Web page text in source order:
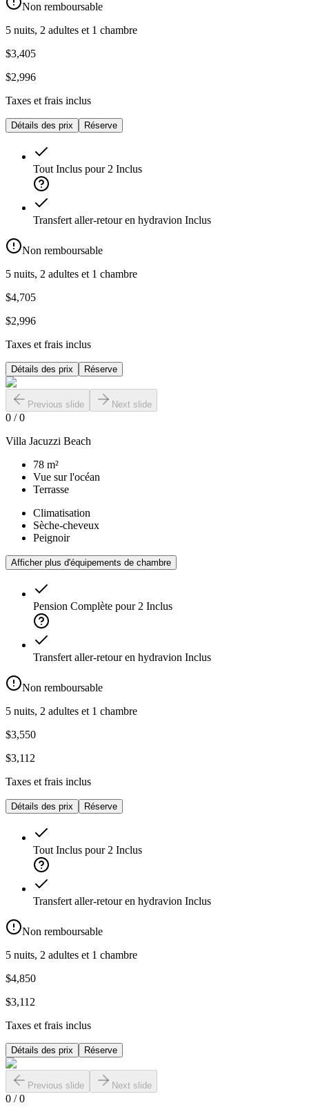
Non remboursable
5 nuits, 2 adultes et 1 chambre
$3,405
$2,996
Taxes et frais inclus
Détails des prix Réserve
Tout Inclus pour 2 Inclus
Transfert aller-retour en hydravion Inclus
Non remboursable
5 nuits, 2 adultes et 1 chambre
$4,705
$2,996
Taxes et frais inclus
Détails des prix Réserve
Previous slide Next slide
0 /0
Villa Jacuzzi Beach
78 m²
Vue sur l'océan
Terrasse
Climatisation
Sèche-cheveux
Peignoir
Afficher plus d'équipements de chambre
Pension Complète pour 2 Inclus
Transfert aller-retour en hydravion Inclus
Non remboursable
5 nuits, 2 adultes et 1 chambre
$3,550
$3,112
Taxes et frais inclus
Détails des prix Réserve
Tout Inclus pour 2 Inclus
Transfert aller-retour en hydravion Inclus
Non remboursable
5 nuits, 2 adultes et 1 chambre
$4,850
$3,112
Taxes et frais inclus
Détails des prix Réserve
Previous slide Next slide
0 /0